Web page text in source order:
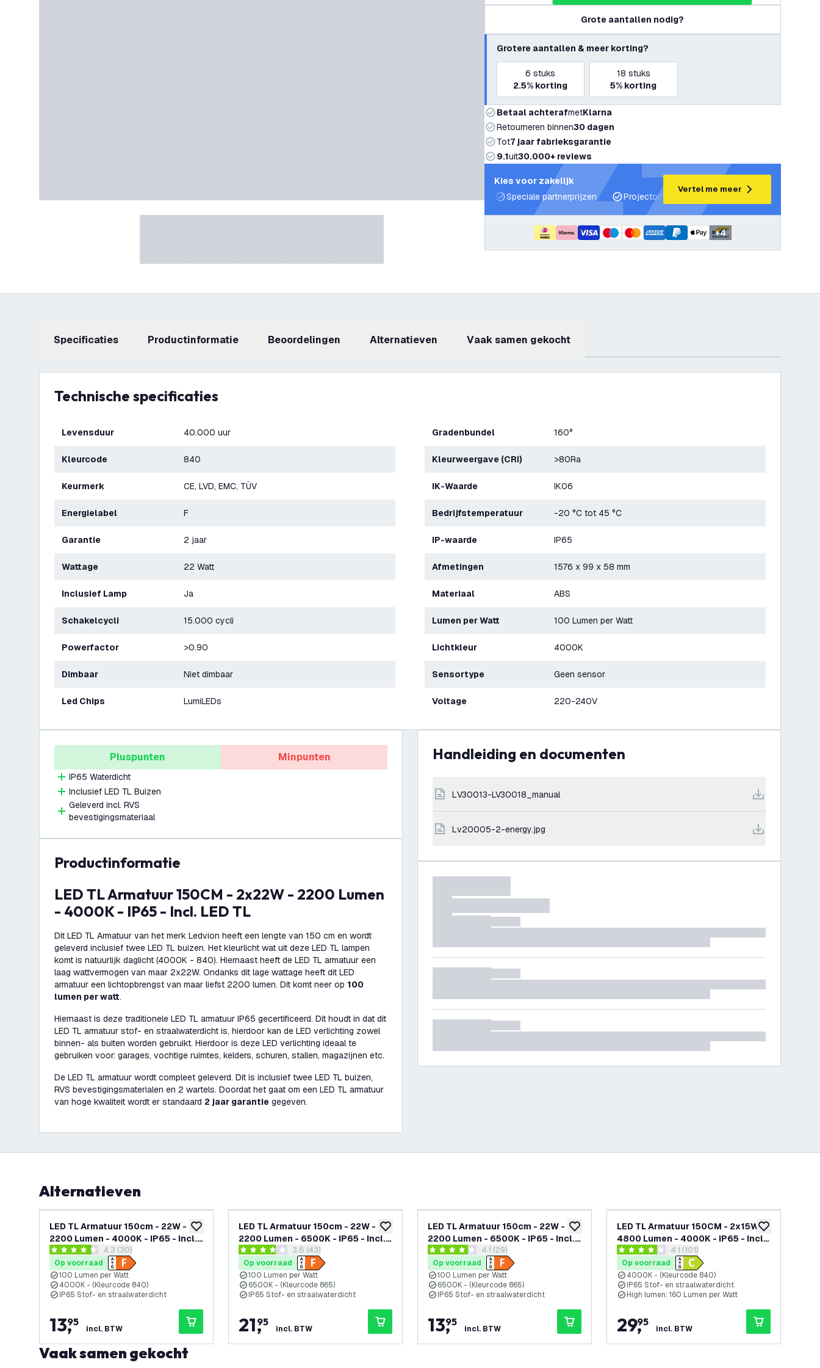
Grote aantallen nodig?
Grotere aantallen & meer korting?
6 stuks
2.5% korting
18 stuks
5% korting
Betaal achterafmetKlarna
Retourneren binnen30 dagen
Tot7 jaar fabrieksgarantie
9.1uit30.000+ reviews
Kies voor zakelijk
Speciale partnerprijzen
Projectondersteuning en lichtplannen
Vertel me meer
+4
Specificaties productinformatie beoordelingen Alternatieven Vaak samen gekocht
Technische specificaties
Levensduur 40.000 uur
Kleurcode 840
Keurmerk CE, LVD, EMC, TÜV
Energielabel F
Garantie 2 jaar
Wattage 22 Watt
Inclusief Lamp Ja
Schakelcycli 15.000 cycli
Powerfactor >0.90
Dimbaar Niet dimbaar
Led Chips LumiLEDs
Gradenbundel 160°
Kleurweergave (CRI) >80Ra
IK-Waarde IK06
Bedrijfstemperatuur -20 °C tot 45 °C
IP-waarde IP65
Afmetingen 1576 x 99 x 58 mm
Materiaal ABS
Lumen per Watt 100 Lumen per Watt
Lichtkleur 4000K
Sensortype Geen sensor
Voltage 220-240V
Pluspunten
IP65 Waterdicht
Inclusief LED TL Buizen
Geleverd incl. RVS
bevestigingsmateriaal
Minpunten
productinformatie
LED TL Armatuur 150CM - 2x22W - 2200 Lumen
- 4000K - IP65 - Incl. LED TL
Dit LED TL Armatuur van het merk Ledvion heeft een lengte van 150 cm en wordt
geleverd inclusief twee LED TL buizen. Het kleurlicht wat uit deze LED TL lampen
komt is natuurlijk daglicht (4000K - 840). Hiernaast heeft de LED TL armatuur een
laag wattvermogen van maar 2x22W. Ondanks dit lage wattage heeft dit LED
armatuur een lichtopbrengst van maar liefst 2200 lumen. Dit komt neer op 100
lumen per watt.
Hiernaast is deze traditionele LED TL armatuur IP65 gecertificeerd. Dit houdt in dat dit
LED TL armatuur stof- en straalwaterdicht is, hierdoor kan de LED verlichting zowel
binnen- als buiten worden gebruikt. Hierdoor is deze LED verlichting ideaal te
gebruiken voor: garages, vochtige ruimtes, kelders, schuren, stallen, magazijnen etc.
De LED TL armatuur wordt compleet geleverd. Dit is inclusief twee LED TL buizen,
RVS bevestigingsmaterialen en 2 wartels. Doordat het gaat om een LED TL armatuur
van hoge kwaliteit wordt er standaard 2 jaar garantie gegeven.
Handleiding en documenten
LV30013-LV30018_manual
lv20005-2-energy.jpg
Alternatieven
toevoegen aan verlanglijst
LED TL Armatuur 150cm - 22W -
2200 Lumen - 4000K - IP65 - Incl.
LED TL Buisreviews drawer openen
4.3 score sterren4.3 (30)
Op voorraad
100 Lumen per Watt
4000K - (Kleurcode 840)
IP65 Stof- en straalwaterdicht
13,
95
incl. BTW
toevoegen aan verlanglijst
LED TL Armatuur 150cm - 22W -
2200 Lumen - 6500K - IP65 - Incl.
2x LED TL Buizenreviews drawer openen
3.8 score sterren3.8 (43)
Op voorraad
100 Lumen per Watt
6500K - (Kleurcode 865)
IP65 Stof- en straalwaterdicht
21,
95
incl. BTW
toevoegen aan verlanglijst
LED TL Armatuur 150cm - 22W -
2200 Lumen - 6500K - IP65 - Incl.
LED TL Buisreviews drawer openen
4.1 score sterren4.1 (29)
Op voorraad
100 Lumen per Watt
6500K - (Kleurcode 865)
IP65 Stof- en straalwaterdicht
13,
95
incl. BTW
toevoegen aan
LED TL Armatuur 150CM - 2x15W -
4800 Lumen - 4000K - IP65 - Incl.
LumiLEDs LED TLreviews drawer openen
4.1 score sterren4.1 (101)
Op voorraad
4000K - (Kleurcode 840)
IP65 Stof- en straalwaterdicht
High lumen: 160 Lumen per Watt
29,
95
incl. BTW
Vaak samen gekocht